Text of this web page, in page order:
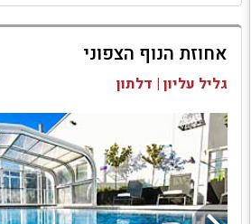
למתחם זה
בדיקת זמינות ומחירים
אחוזת הנוף הצפוני
גליל עליון | דלתון